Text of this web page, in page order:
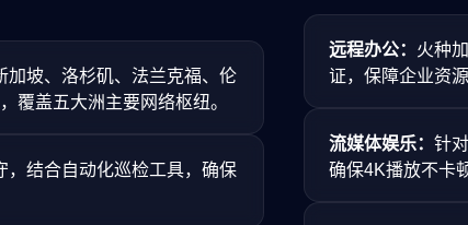
加坡、洛杉矶、法兰克福、伦
覆盖五大洲主要网络枢纽。
，结合自动化巡检工具，确保
远程办公： 火种
证，保障企业资
流媒体娱乐： 针
确保4K播放不卡